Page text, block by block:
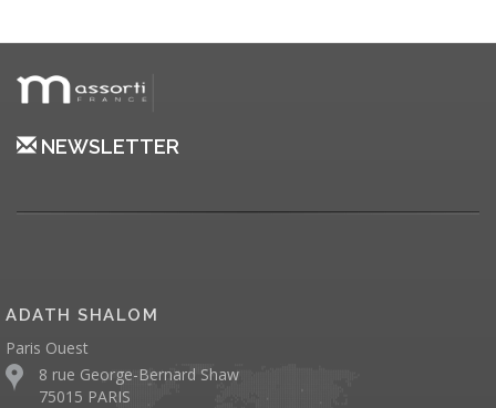
NEWSLETTER
ADATH SHALOM
Paris Ouest
8 rue George-Bernard Shaw
75015 PARIS